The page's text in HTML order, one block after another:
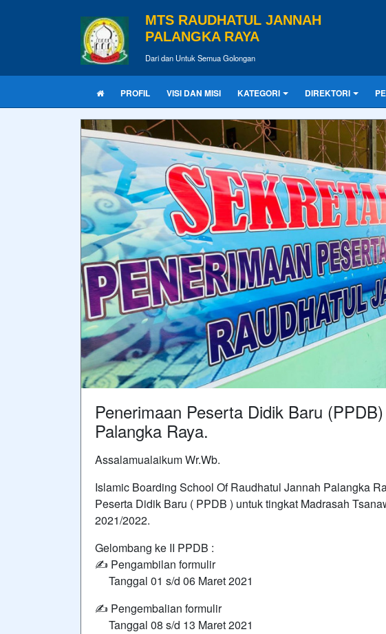
MTS RAUDHATUL JANNAH
PALANGKA RAYA
Dari dan Untuk Semua Golongan
PROFIL VISI DAN MISI KATEGORI DIREKTORI
Penerimaan Peserta Didik Baru
Palangka Raya.
Assalamualaikum Wr.Wb.
Islamic Boarding School Of Raudhatul Jannah Palangka
Peserta Didik Baru ( PPDB ) untuk tingkat Madrasah
2021/2022.
Gelombang ke II PPDB :
✍️ Pengambilan formulir
Tanggal 01 s/d 06 Maret 2021
✍️ Pengembalian formulir
Tanggal 08 s/d 13 Maret 2021